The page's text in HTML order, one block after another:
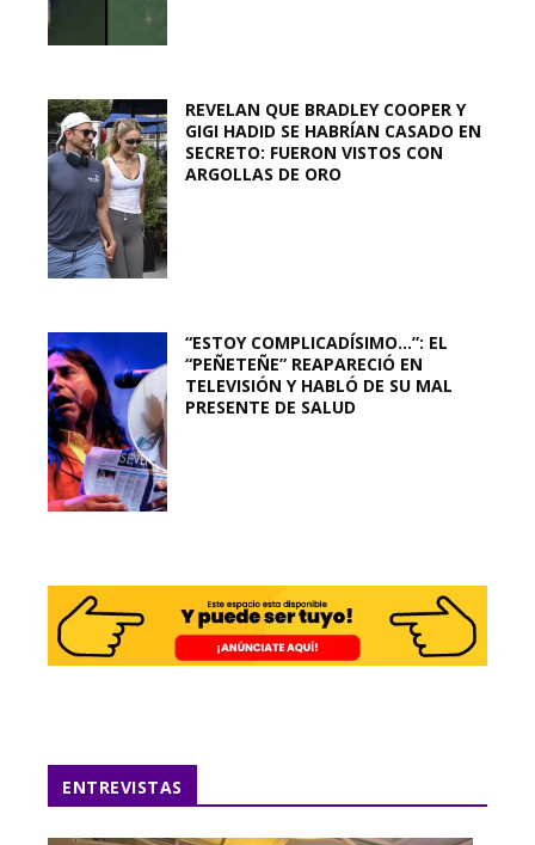
REVELAN QUE BRADLEY COOPER Y
GIGI HADID SE HABRÍAN CASADO EN
SECRETO: FUERON VISTOS CON
ARGOLLAS DE ORO
“ESTOY COMPLICADÍSIMO…”: EL
“PEÑETEÑE” REAPARECIÓ EN
TELEVISIÓN Y HABLÓ DE SU MAL
PRESENTE DE SALUD
ENTREVISTAS